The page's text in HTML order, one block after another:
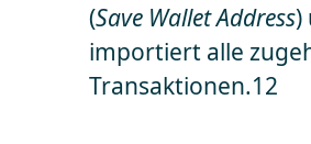
(Save Wallet Address)
importiert alle
Transaktionen.12